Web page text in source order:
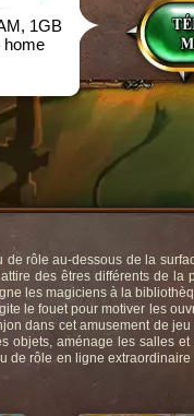
rôle au-dessous de la
des êtres différents de la
les magiciens à la
le fouet pour motiver les
dans cet amusement de
objets, aménage les salles
de rôle en ligne
1GB
home